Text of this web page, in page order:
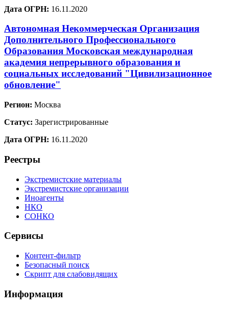
Дата ОГРН: 16.11.2020
Автономная Некоммерческая Организация
Дополнительного Профессионального
Образования Московская международная
академия непрерывного образования и
социальных исследований "Цивилизационное
обновление"
Регион: Москва
Статус: Зарегистрированные
Дата ОГРН: 16.11.2020
Реестры
Экстремистские материалы
Экстремистские организации
Иноагенты
НКО
СОНКО
Сервисы
Контент-фильтр
Безопасный поиск
Скрипт для слабовидящих
Информация